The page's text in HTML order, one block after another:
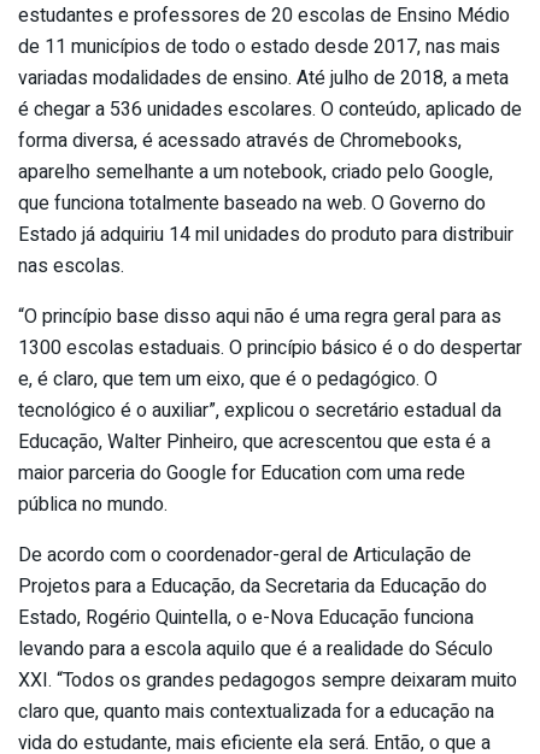
estudantes e professores de 20 escolas de Ensino Médio
de 11 municípios de todo o estado desde 2017, nas mais
variadas modalidades de ensino. Até julho de 2018, a meta
é chegar a 536 unidades escolares. O conteúdo, aplicado de
forma diversa, é acessado através de Chromebooks,
aparelho semelhante a um notebook, criado pelo Google,
que funciona totalmente baseado na web. O Governo do
Estado já adquiriu 14 mil unidades do produto para distribuir
nas escolas.
“O princípio base disso aqui não é uma regra geral para as
1300 escolas estaduais. O princípio básico é o do despertar
e, é claro, que tem um eixo, que é o pedagógico. O
tecnológico é o auxiliar”, explicou o secretário estadual da
Educação, Walter Pinheiro, que acrescentou que esta é a
maior parceria do Google for Education com uma rede
pública no mundo.
De acordo com o coordenador-geral de Articulação de
Projetos para a Educação, da Secretaria da Educação do
Estado, Rogério Quintella, o e-Nova Educação funciona
levando para a escola aquilo que é a realidade do Século
XXI. “Todos os grandes pedagogos sempre deixaram muito
claro que, quanto mais contextualizada for a educação na
vida do estudante, mais eficiente ela será. Então, o que a